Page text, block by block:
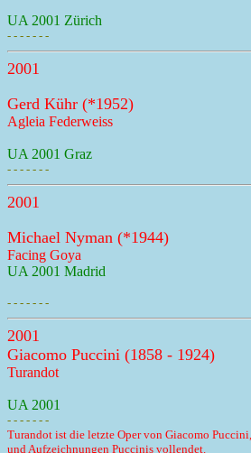
UA 2001 Zürich
- - - - - - -
2001
Gerd Kühr (*1952)
Agleia Federweiss
UA 2001 Graz
- - - - - - -
2001
Michael Nyman (*1944)
Facing Goya
UA 2001 Madrid
- - - - - - -
2001
Giacomo Puccini (1858 - 1924)
Turandot
UA 2001
- - - - - - -
Turandot ist die letzte Oper von Giacomo
und Aufzeichnungen Puccinis vollendet.